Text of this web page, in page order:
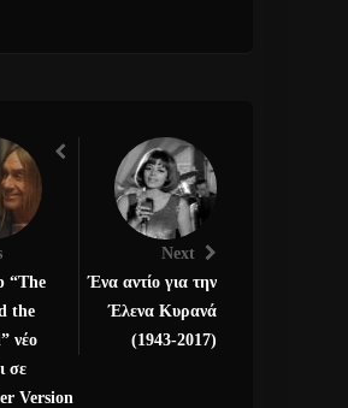
“The
the
νέο
σε
Version
Next
Ένα αντίο για την
Έλενα Κυρανά
(1943-2017)